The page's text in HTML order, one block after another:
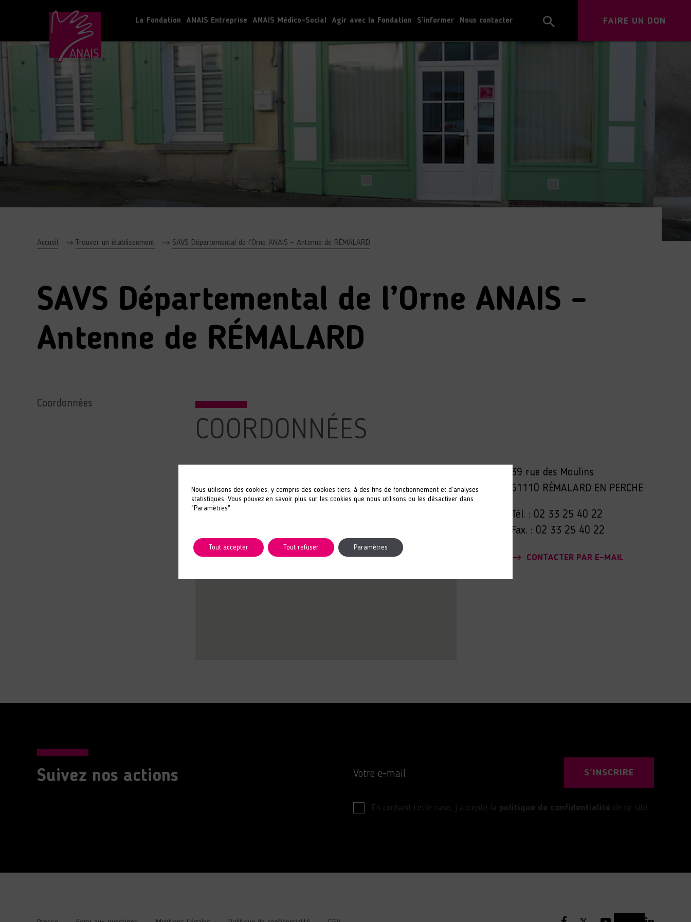
La Fondation ANAIS Entreprise ANAIS Médico-Social Agir avec la Fondation S’informer Nous contacter FAIRE UN DON
Accueil Trouver un établissement SAVS Départemental de l’Orne ANAIS – Antenne de RÉMALARD
SAVS Départemental de l’Orne ANAIS –
Antenne de RÉMALARD
Coordonnées
COORDONNÉES
39 rue des Moulins
61110 RÉMALARD EN PERCHE
Tél. : 02 33 25 40 22
Fax. : 02 33 25 40 22
CONTACTER PAR E-MAIL
Suivez nos actions Votre e-mail S'INSCRIRE
En cochant cette case, j’accepte la politique de confidentialité de ce site.
Nous utilisons des cookies, y compris des cookies tiers, à des fins de fonctionnement et d’analyses
statistiques. Vous pouvez en savoir plus sur les cookies que nous utilisons ou les désactiver dans
"Paramètres".
Tout accepter Tout refuser Paramètres